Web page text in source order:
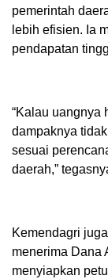
pemerintah
lebih efisien. Ia
pendapatan
“Kalau uangnya
dampaknya
sesuai
daerah,”
Kemendagri
menerima Dana
menyiapkan